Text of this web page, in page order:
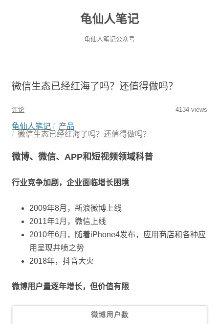
龟仙人笔记
龟仙人笔记公众号
微信生态已经红海了吗？还值得做吗？
评论 4134 views
龟仙人笔记
产品
微信生态已经红海了吗？还值得做吗？
微博、微信、APP和短视频领域科普
行业竞争加剧，企业面临增长困境
2009年8月，新浪微博上线
2011年1月，微信上线
2010年6月，随着iPhone4发布，应用商店和各种应
用呈现井喷之势
2018年，抖音大火
微博用户量逐年增长，但价值有限